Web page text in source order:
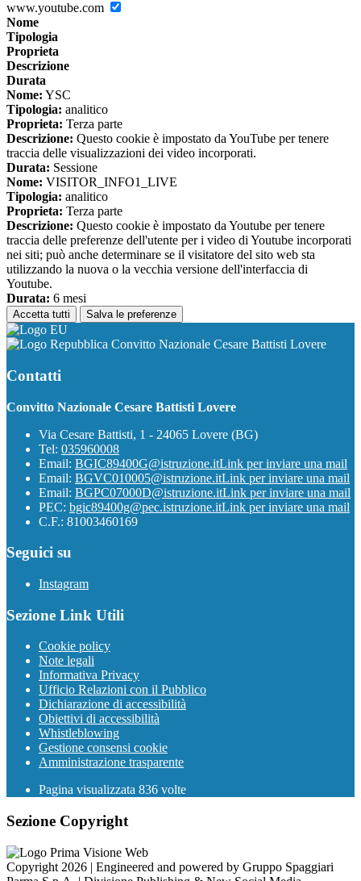
www.youtube.com
Nome
Tipologia
Proprieta
Descrizione
Durata
Nome: YSC
Tipologia: analitico
Proprieta: Terza parte
Descrizione: Questo cookie è impostato da YouTube per tenere
traccia delle visualizzazioni dei video incorporati.
Durata: Sessione
Nome: VISITOR_INFO1_LIVE
Tipologia: analitico
Proprieta: Terza parte
Descrizione: Questo cookie è impostato da Youtube per tenere
traccia delle preferenze dell'utente per i video di Youtube incorporati
nei siti; può anche determinare se il visitatore del sito web sta
utilizzando la nuova o la vecchia versione dell'interfaccia di
Youtube.
Durata: 6 mesi
Accetta tutti Salva le preferenze
Convitto Nazionale Cesare Battisti Lovere
Contatti
Convitto Nazionale Cesare Battisti Lovere
Via Cesare Battisti, 1 - 24065 Lovere (BG)
Tel: 035960008
Email: BGIC89400G@istruzione.itLink per inviare una mail
Email: BGVC010005@istruzione.itLink per inviare una mail
Email: BGPC07000D@istruzione.itLink per inviare una mail
PEC: bgic89400g@pec.istruzione.itLink per inviare una mail
C.F.: 81003460169
Seguici su
Instagram
Sezione Link Utili
Cookie policy
Note legali
Informativa Privacy
Ufficio Relazioni con il Pubblico
Dichiarazione di accessibilità
Obiettivi di accessibilità
Whistleblowing
Gestione consensi cookie
Amministrazione trasparente
Pagina visualizzata 836 volte
Sezione Copyright
Copyright 2026 | Engineered and powered by Gruppo Spaggiari